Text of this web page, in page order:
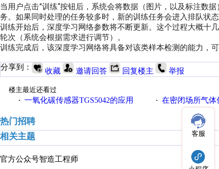
当用户点击”训练“按钮后，系统会将数据（图片，以及标注数
务。如果同时处理的任务较多时，新的训练任务会进入排队状
训练开始后，深度学习网络参数将不断更新。这个过程大概十
轮次（系统会根据需求进行调节）。
训练完成后，该深度学习网络将具备对该类样本检测的能力，
分享到： 收藏 邀请回答 回复楼主 举报
楼主最近还看过
· 一氧化碳传感器TGS5042的应用 · 在密闭场所气体传
热门招聘
相关主题
官方公众号智造工程师
客服